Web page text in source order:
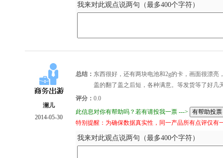
我来对此观点说两句（最多400个字符）
澜儿
2014-05-30
总结： 东西很好，还有两块电池和2g的卡，画面很漂
盖的翻了盖之后短，各种满意。等发货等了好几
评分： 0.0
此信息对你有帮助吗？若有请投我一票 --->
特别提醒：为确保数据真实性，同一产品所有点评仅有
我来对此观点说两句（最多400个字符）